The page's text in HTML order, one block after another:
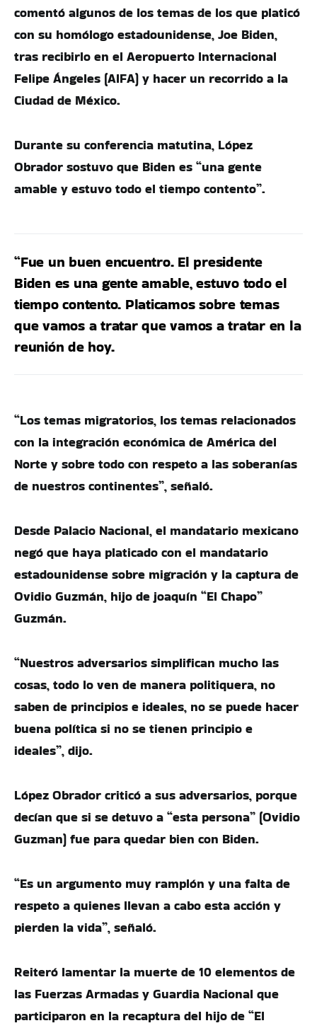
comentó algunos de los temas de los que platicó
con su homólogo estadounidense, Joe Biden,
tras recibirlo en el Aeropuerto Internacional
Felipe Ángeles (AIFA) y hacer un recorrido a la
Ciudad de México.
Durante su conferencia matutina, López
Obrador sostuvo que Biden es “una gente
amable y estuvo todo el tiempo contento”.
“Fue un buen encuentro. El presidente
Biden es una gente amable, estuvo todo el
tiempo contento. Platicamos sobre temas
que vamos a tratar que vamos a tratar en la
reunión de hoy.
“Los temas migratorios, los temas relacionados
con la integración económica de América del
Norte y sobre todo con respeto a las soberanías
de nuestros continentes”, señaló.
Desde Palacio Nacional, el mandatario mexicano
negó que haya platicado con el mandatario
estadounidense sobre migración y la captura de
Ovidio Guzmán, hijo de joaquín “El Chapo”
Guzmán.
“Nuestros adversarios simplifican mucho las
cosas, todo lo ven de manera politiquera, no
saben de principios e ideales, no se puede hacer
buena política si no se tienen principio e
ideales”, dijo.
López Obrador criticó a sus adversarios, porque
decían que si se detuvo a “esta persona” (Ovidio
Guzman) fue para quedar bien con Biden.
“Es un argumento muy ramplón y una falta de
respeto a quienes llevan a cabo esta acción y
pierden la vida”, señaló.
Reiteró lamentar la muerte de 10 elementos de
las Fuerzas Armadas y Guardia Nacional que
participaron en la recaptura del hijo de “El